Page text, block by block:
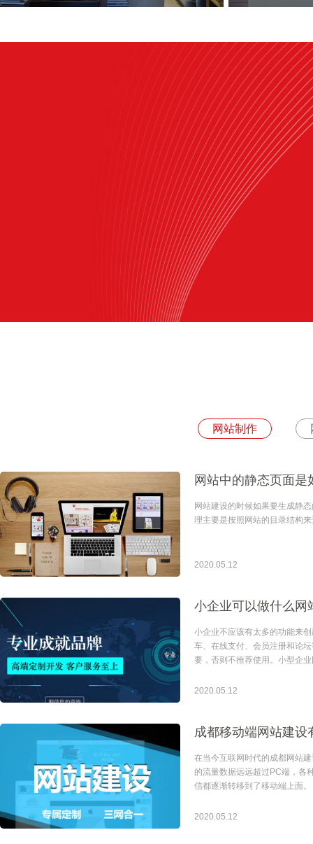
网站制作
网站中的静态页面是
网站建设的时候如果要生成静
理主要是按照网站的目录结构
2020.05.12
小企业不应该有太多的功能来
车、在线支付、会员注册和论
要，否则不推荐使用。小型企
2020.05.12
在当今互联网时代的成都网站
的流量数据远远超过PC端，各
信都逐渐转移到了移动端上面。 各大企业也紧随时
移动端网站。成都做网站
2020.05.12